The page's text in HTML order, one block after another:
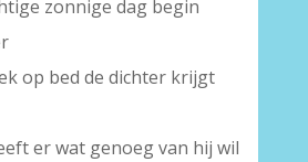
zonnige dag begin
op bed de dichter krijgt
er wat genoeg van hij wil